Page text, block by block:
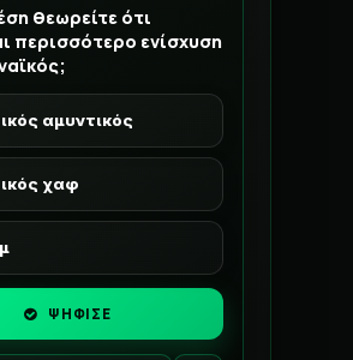
θεωρείτε ότι
περισσότερο ενίσχυση
αμυντικός
χαφ
ΨΗΦΙΣΕ